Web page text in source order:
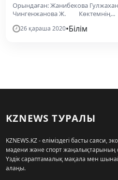
Орындаған: Жанибекова Гулжахан
Чингенжанова Ж. Көктемнің...
26 қараша 2020•Білім
KZNEWS ТУРАЛЫ
KZNEWS.KZ - еліміздегі басты саяси,
мәдени және спорт жаңалықтарының
Үздік сараптамалық мақала мен
алаңы.